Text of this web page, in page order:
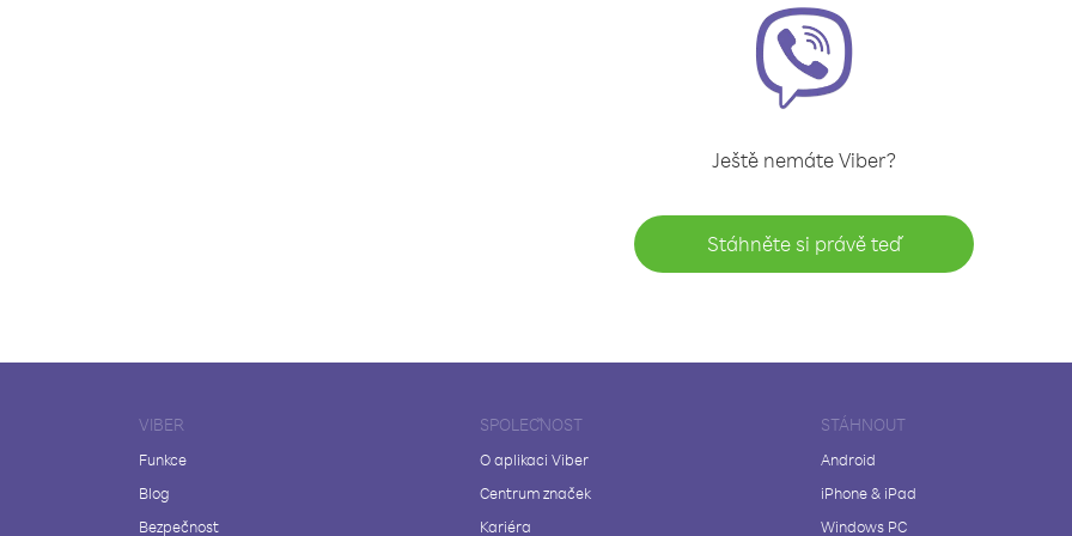
Ještě nemáte Viber?
Stáhněte si právě teď
VIBER
Funkce
Blog
Bezpečnost
SPOLEČNOST
O aplikaci Viber
Centrum značek
Kariéra
STÁHNOUT
Android
iPhone & iPad
Windows PC